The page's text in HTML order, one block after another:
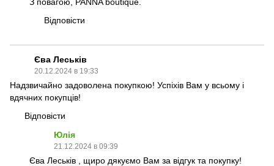
Відповісти
Єва Леськів
20.12.2024 в 19:33
Надзвичайно задоволена покупкою! Успіхів Вам у всьому і
вдячних покупців!
Відповісти
Юлія
21.12.2024 в 09:39
Єва Леськів , щиро дякуємо Вам за відгук та покупку!